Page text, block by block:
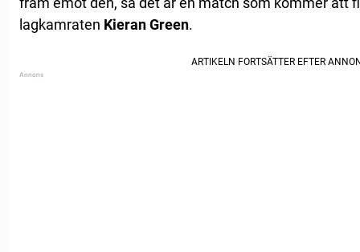
lagkamraten Kieran Green.